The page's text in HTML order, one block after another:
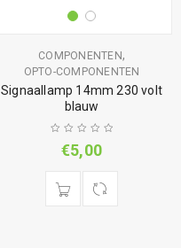
COMPONENTEN,
OPTO-COMPONENTEN
Signaallamp 14mm 230 volt
blauw
€5,00